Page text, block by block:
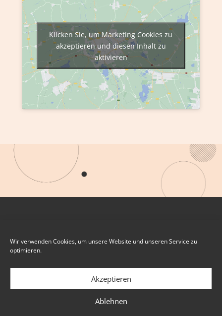
Wir verwenden Cookies, um unsere Website und unseren Service zu
optimieren.
Akzeptieren
Ablehnen
Klicken Sie, um Marketing Cookies zu
akzeptieren und diesen Inhalt zu
aktivieren